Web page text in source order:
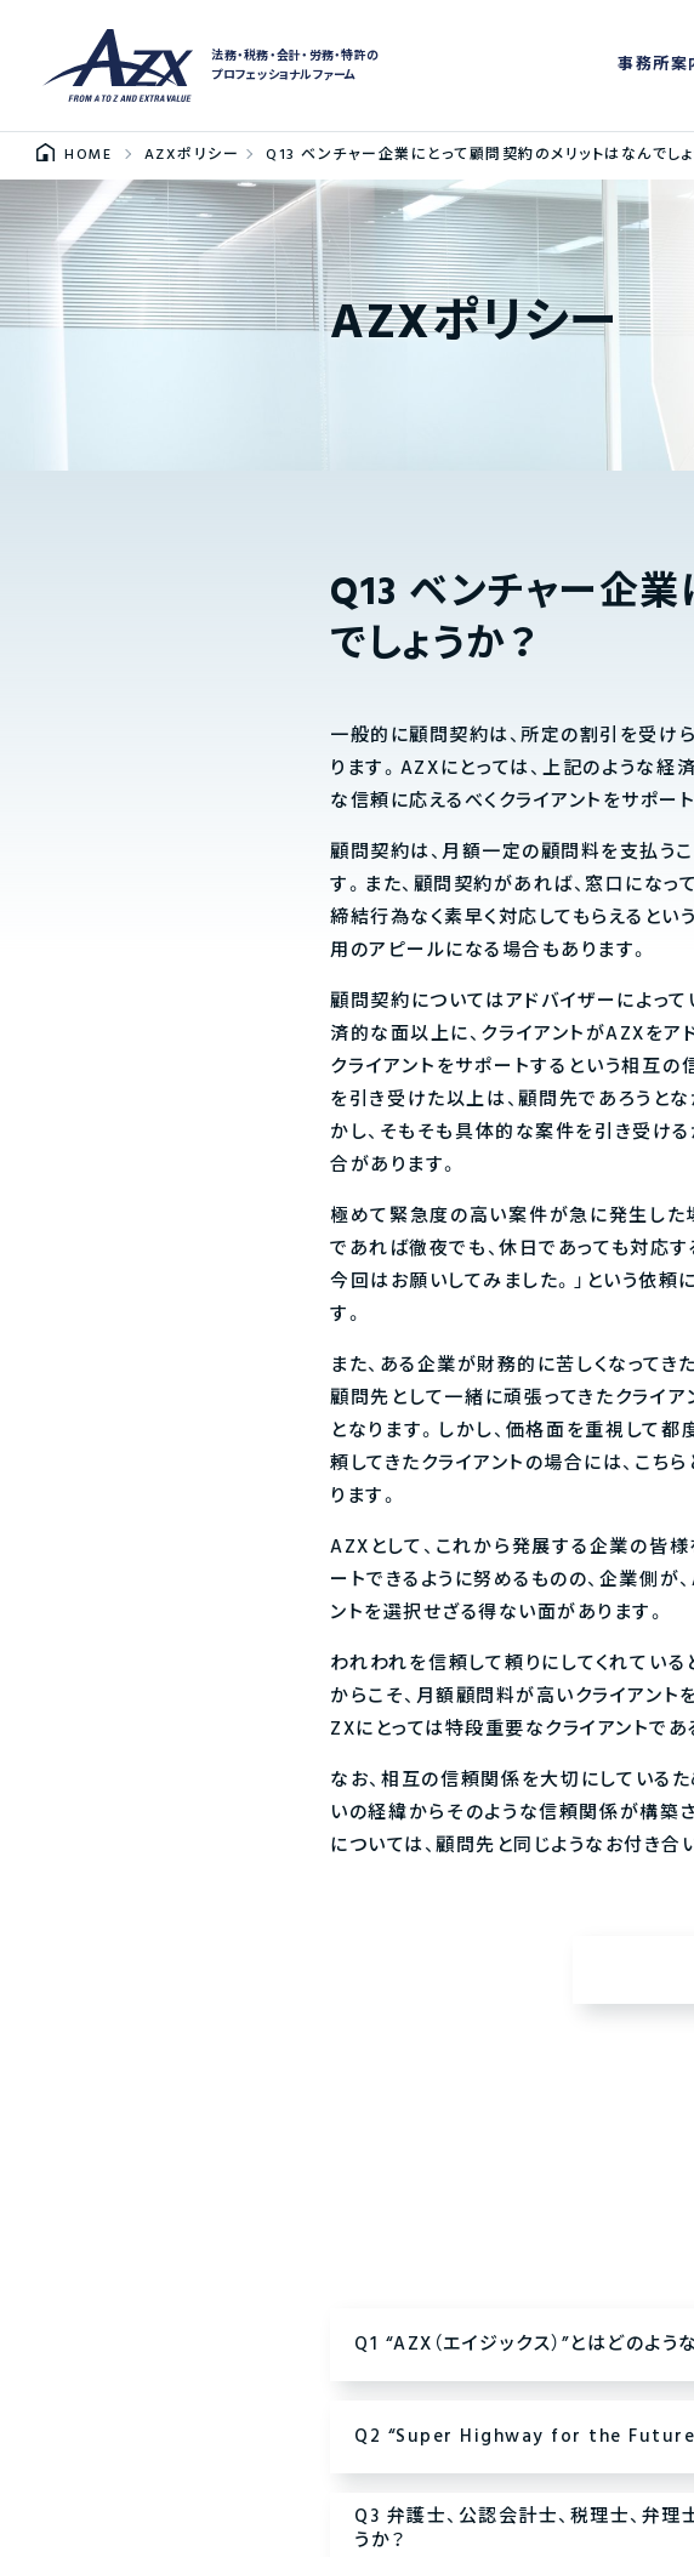
法務・税務・会計・労務・特許の
プロフェッショナルファーム
事務所案
HOME AZXポリシー Q13 ベンチャー企業にとって顧問契約のメリットはなんでしょ
AZXポリシー
Q13 ベンチャー企
でしょうか？
一般的に顧問契約は、所定の割引を受け
ります。AZXにとっては、上記のような経
な信頼に応えるべくクライアントをサポ
顧問契約は、月額一定の顧問料を支払う
す。また、顧問契約があれば、窓口にな
締結行為なく素早く対応してもらえるとい
用のアピールになる場合もあります。
顧問契約についてはアドバイザーによっ
済的な面以上に、クライアントがAZXをア
クライアントをサポートするという相互
を引き受けた以上は、顧問先であろうと
かし、そもそも具体的な案件を引き受け
合があります。
極めて緊急度の高い案件が急に発生した
であれば徹夜でも、休日であっても対応す
今回はお願いしてみました。」という依
す。
また、ある企業が財務的に苦しくなって
顧問先として一緒に頑張ってきたクライ
となります。しかし、価格面を重視して
頼してきたクライアントの場合には、こち
ります。
AZXとして、これから発展する企業の皆
ートできるように努めるものの、企業側が
ントを選択せざる得ない面があります。
われわれを信頼して頼りにしてくれてい
からこそ、月額顧問料が高いクライアント
ZXにとっては特段重要なクライアントで
なお、相互の信頼関係を大切にしている
いの経緯からそのような信頼関係が構築
については、顧問先と同じようなお付き合
Q1 “AZX（エイジックス）”とはどの
Q2 “Super Highway for the Future”
Q3 弁護士、公認会計士、税理士、弁理
うか？